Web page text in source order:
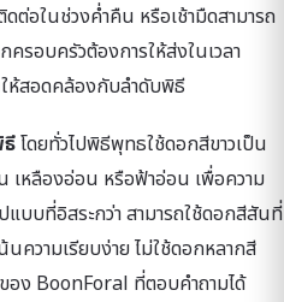
ต่อในช่วงค่ำคืน หรือเช้ามืดสามารถ
รอบครัวต้องการให้ส่งในเวลา
ให้สอดคล้องกับลำดับพิธี
ธีโดยทั่วไปพิธีพุทธใช้ดอกสีขาวเป็น
หลืองอ่อน หรือฟ้าอ่อน เพื่อความ
บบที่อิสระกว่า สามารถใช้ดอกสีสันที่
ความเรียบง่าย ไม่ใช้ดอกหลากสี
อง BoonForal ที่ตอบคำถามได้